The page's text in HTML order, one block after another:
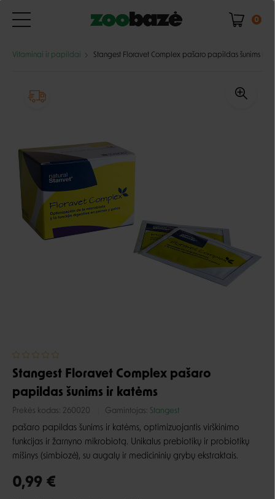
0
Vitaminai ir papildai Stangest Floravet Complex pašaro papildas šunims ir
Stangest Floravet Complex pašaro
papildas šunims ir katėms
Prekės kodas: 260020 Gamintojas: Stangest
pašaro papildas šunims ir katėms, optimizuojantis virškinimo
funkcijas ir žarnyno mikrobiotą. Unikalus prebiotikų ir probiotikų
mišinys (simbiozė), su augalų ir medicininių grybų ekstraktais.
0,99 €